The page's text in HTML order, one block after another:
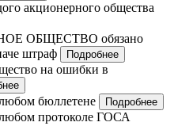
акционерного общества
ОБЩЕСТВО обязано
штраф
Подробнее
на ошибки в
бюллетене Подробнее
протоколе ГОСА